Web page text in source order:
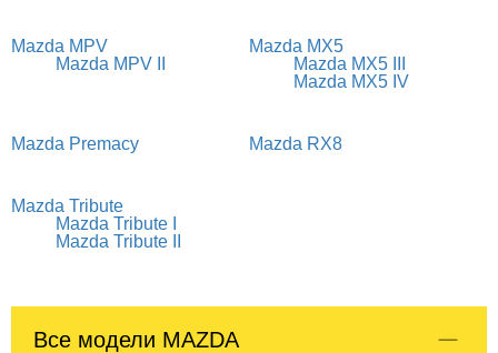
Mazda MPV
Mazda MPV II
Mazda MX5
Mazda MX5 III
Mazda MX5 IV
Mazda Premacy Mazda RX8
Mazda Tribute
Mazda Tribute I
Mazda Tribute II
Все модели MAZDA